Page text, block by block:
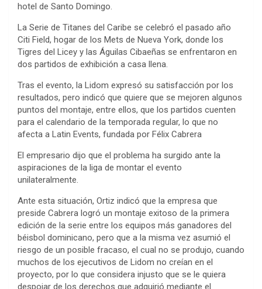
hotel de Santo Domingo.
La Serie de Titanes del Caribe se celebró el pasado año
Citi Field, hogar de los Mets de Nueva York, donde los
Tigres del Licey y las Águilas Cibaeñas se enfrentaron en
dos partidos de exhibición a casa llena.
Tras el evento, la Lidom expresó su satisfacción por los
resultados, pero indicó que quiere que se mejoren algunos
puntos del montaje, entre ellos, que los partidos cuenten
para el calendario de la temporada regular, lo que no
afecta a Latin Events, fundada por Félix Cabrera
El empresario dijo que el problema ha surgido ante la
aspiraciones de la liga de montar el evento
unilateralmente.
Ante esta situación, Ortiz indicó que la empresa que
preside Cabrera logró un montaje exitoso de la primera
edición de la serie entre los equipos más ganadores del
béisbol dominicano, pero que a la misma vez asumió el
riesgo de un posible fracaso, el cual no se produjo, cuando
muchos de los ejecutivos de Lidom no creían en el
proyecto, por lo que considera injusto que se le quiera
despojar de los derechos que adquirió mediante el